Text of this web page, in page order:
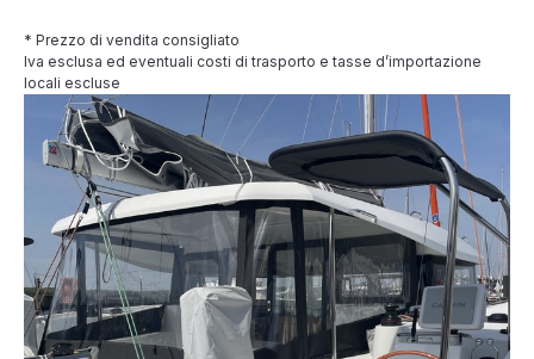
* Prezzo di vendita consigliato
Iva esclusa ed eventuali costi di trasporto e tasse d’importazione
locali escluse